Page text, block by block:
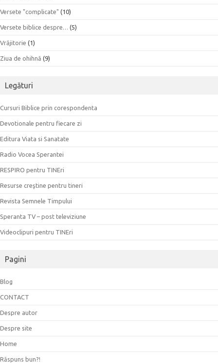
Versete "complicate" (10)
Versete biblice despre… (5)
Vrăjitorie (1)
Ziua de ohihnă (9)
Legături
Cursuri Biblice prin corespondenta
Devotionale pentru fiecare zi
Editura Viata si Sanatate
Radio Vocea Sperantei
RESPIRO pentru TINEri
Resurse creştine pentru tineri
Revista Semnele Timpului
Speranta TV – post televiziune
Videoclipuri pentru TINEri
Pagini
Blog
CONTACT
Despre autor
Despre site
Home
Răspuns bun?!